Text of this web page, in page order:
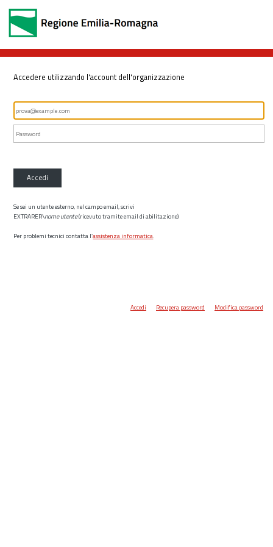
Accedere utilizzando l'account dell'organizzazione
Accedi
Se sei un utente esterno, nel campo email, scrivi
EXTRARER\nome utente(ricevuto tramite email di abilitazione)
Per problemi tecnici contatta l’assistenza informatica.
Accedi Recupera password Modifica password